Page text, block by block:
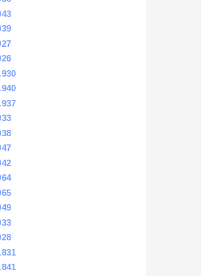
43
39
27
26
30
40
37
33
38
47
42
64
65
49
33
28
31
41